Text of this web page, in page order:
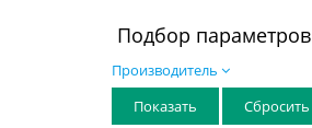
Подбор параметров
Производитель